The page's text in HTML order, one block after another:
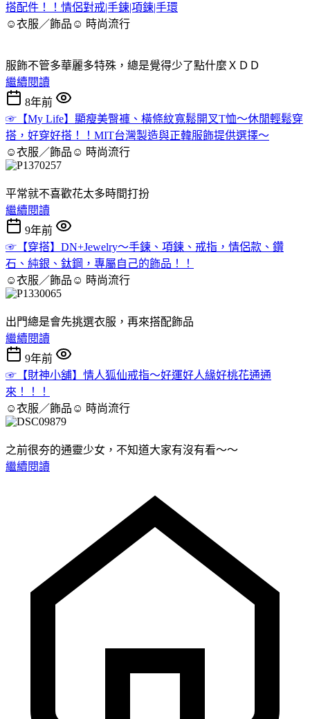
搭配件！！情侶對戒|手鍊|項鍊|手環
☺衣服／飾品☺ 時尚流行
服飾不管多華麗多特殊，總是覺得少了點什麼ＸＤＤ
繼續閱讀
8年前
☞【My Life】顯瘦美臀褲、橫條紋寬鬆開叉T恤～休閒輕鬆穿
搭，好穿好搭！！MIT台灣製造與正韓服飾提供選擇～
☺衣服／飾品☺ 時尚流行
平常就不喜歡花太多時間打扮
繼續閱讀
9年前
☞【穿搭】DN+Jewelry～手鍊、項鍊、戒指，情侶款、鑽
石、純銀、鈦鋼，專屬自己的飾品！！
☺衣服／飾品☺ 時尚流行
出門總是會先挑選衣服，再來搭配飾品
繼續閱讀
9年前
☞【財神小舖】情人狐仙戒指～好運好人緣好桃花通通
來！！！
☺衣服／飾品☺ 時尚流行
之前很夯的通靈少女，不知道大家有沒有看～～
繼續閱讀